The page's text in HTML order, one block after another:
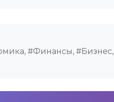
#Финансы, #Бизнес,